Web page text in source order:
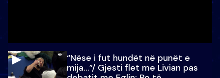
“Nëse i fut hundët në punët e
mija…”/ Gjesti flet me Livian pas